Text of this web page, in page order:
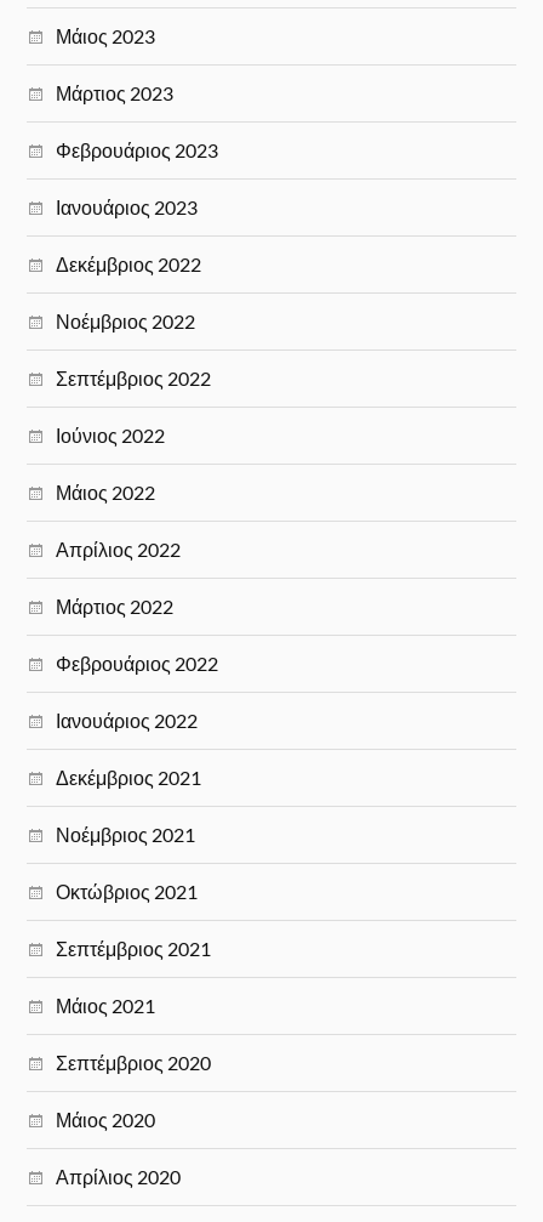
Μάιος 2023
Μάρτιος 2023
Φεβρουάριος 2023
Ιανουάριος 2023
Δεκέμβριος 2022
Νοέμβριος 2022
Σεπτέμβριος 2022
Ιούνιος 2022
Μάιος 2022
Απρίλιος 2022
Μάρτιος 2022
Φεβρουάριος 2022
Ιανουάριος 2022
Δεκέμβριος 2021
Νοέμβριος 2021
Οκτώβριος 2021
Σεπτέμβριος 2021
Μάιος 2021
Σεπτέμβριος 2020
Μάιος 2020
Απρίλιος 2020